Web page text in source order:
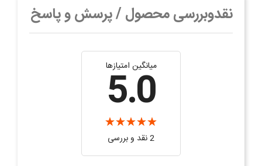
نقدوبررسی محصول / پرسش و پاسخ
میانگین امتیازها
5.0
2 نقد و بررسی‌‌